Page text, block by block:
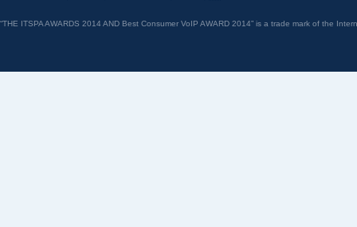
“THE ITSPA AWARDS 2014 AND Best Consumer VoIP AWARD 2014” is a trade mark of the